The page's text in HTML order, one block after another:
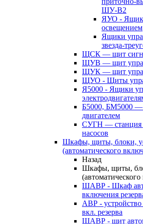
ШУ-В2
ЯУО -
освещением
Ящики
звезда-
ЩСК — щит
ЩУВ — щит
ЩУК — щит
ЩУО - Щиты
Я5000 - Ящики
Б5000, БМ5000 —
двигателем
СУГН — станция
насосов
Шкафы, щиты, блоки,
(автоматического
Назад
Шкафы, щиты,
ШАВР - Шкаф
включения
АВР - устройство
вкл. резерва
ЩАВР - щит